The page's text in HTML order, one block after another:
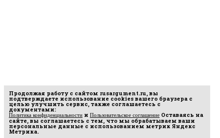
Продолжая работу с сайтом rusargument.ru, вы
подтверждаете использование cookies вашего браузера с
целью улучшить сервис, также соглашаетесь с
документами:
Политика конфиденциальности и Пользовательское соглашение Оставаясь на
сайте, вы соглашаетесь с тем, что мы обрабатываем ваши
персональные данные с использованием метрик Яндекс
Метрика.